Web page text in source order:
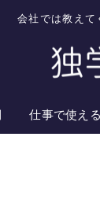
会社では教えて
仕事で使え